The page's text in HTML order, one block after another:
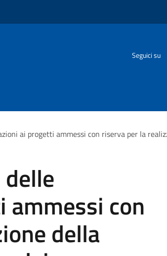
Seguici su
ai progetti ammessi con riserva per la
con
della